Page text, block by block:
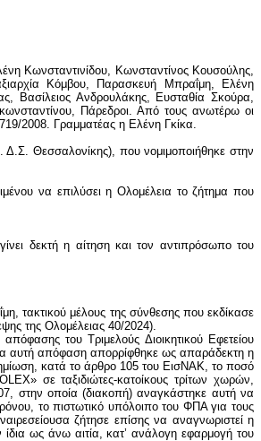
Κωνσταντινίδου, Κωνσταντίνος Κουσούλης,
Κόμβου, Παρασκευή Μπραΐμη, Ελένη
Βασίλειος Ανδρουλάκης, Ευσταθία Σκούρα,
Πάρεδροι. Από τους ανωτέρω οι
2008. Γραμματέας η Ελένη Γκίκα.
Θεσσαλονίκης), που νομιμοποιήθηκε στην
να επιλύσει η Ολομέλεια το ζήτημα που
δεκτή η αίτηση και τον αντιπρόσωπο του
τακτικού μέλους της σύνθεσης που εκδίκασε
της Ολομέλειας 40/2024).
του Τριμελούς Διοικητικού Εφετείου
αυτή απόφαση απορρίφθηκε ως απαράδεκτη η
κατά το άρθρο 105 του ΕισΝΑΚ, το ποσό
σε ταξιδιώτες-κατοίκους τρίτων χωρών,
στην οποία (διακοπή) αναγκάστηκε αυτή να
το πιστωτικό υπόλοιπο του ΦΠΑ για τους
ζήτησε επίσης να αναγνωριστεί η
ως άνω αιτία, κατ’ ανάλογη εφαρμογή του